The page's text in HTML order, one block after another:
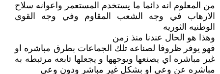
من المعلوم انه دائما ما يستخدم المستعمر واعوانه سلاح
الارهاب في وجه الشعب المقاوم وفي وجه القوى
الوطنيه الثوريه
وهذا هو الحال عندنا منذ زمن
فهو يوفر ظروفا لصناعه تلك الجماعات بطرق مباشره او
غير مباشره اي يصنعها ويوجهها و يجعلها تابعه مرتبطه به
مباشره عن وعي او بشكل غير مباشر ودون وعي